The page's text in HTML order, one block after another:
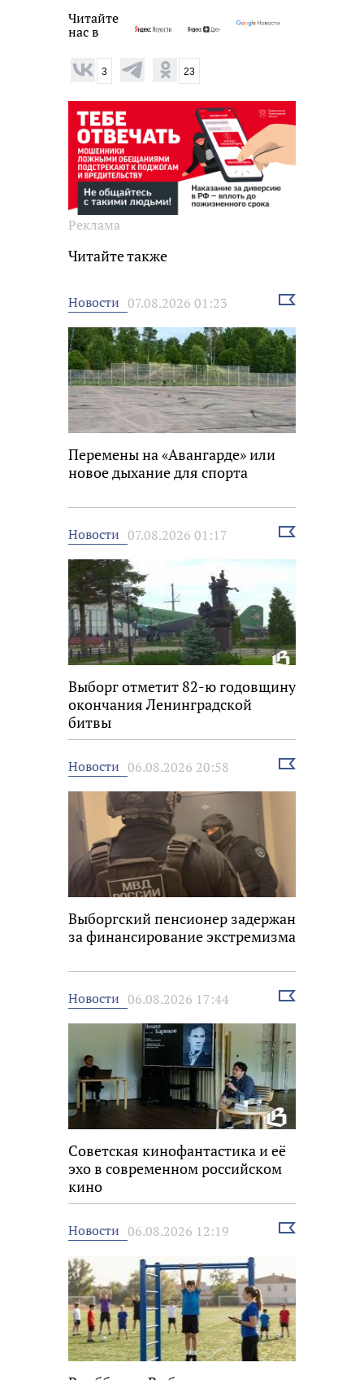
Читайте
нас в
3 23
Реклама
Читайте также
Новости 07.08.2026 01:23
Выбрать
Перемены на «Авангарде» или
новое дыхание для спорта
Новости 07.08.2026 01:17
Выбрать
Выборг отметит 82-ю годовщину
окончания Ленинградской
битвы
Новости 06.08.2026 20:58
Выбрать
Выборгский пенсионер задержан
за финансирование экстремизма
Новости 06.08.2026 17:44
Выбрать
Советская кинофантастика и её
эхо в современном российском
кино
Новости 06.08.2026 12:19
Выбрать